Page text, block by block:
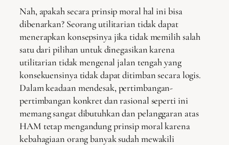
Nah, apakah secara prinsip moral hal ini bisa
dibenarkan? Seorang utilitarian tidak dapat
menerapkan konsepsinya jika tidak memilih salah
satu dari pilihan untuk dinegasikan karena
utilitarian tidak mengenal jalan tengah yang
konsekuensinya tidak dapat ditimban secara logis.
Dalam keadaan mendesak, pertimbangan-
pertimbangan konkret dan rasional seperti ini
memang sangat dibutuhkan dan pelanggaran atas
HAM tetap mengandung prinsip moral karena
kebahagiaan orang banyak sudah mewakili